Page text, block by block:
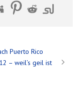
Puerto Rico
– weil’s geil ist